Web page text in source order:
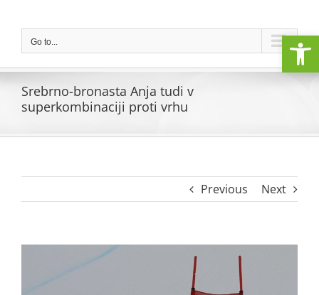
contentGo to...
Srebrno-bronasta Anja tudi v
superkombinaciji proti vrhu
Previous Next
Image